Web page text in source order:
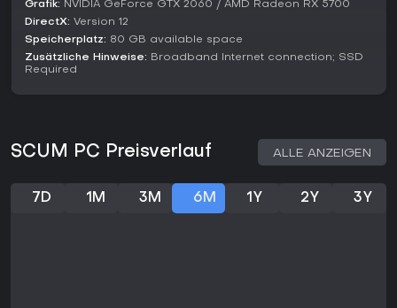
Grafik: NVIDIA GeForce GTX 2060 / AMD Radeon RX 5700
DirectX: Version 12
Speicherplatz: 80 GB available space
Zusätzliche Hinweise: Broadband Internet connection; SSD
Required
SCUM PC Preisverlauf ALLE ANZEIGEN
7D 1M 3M 6M 1Y 2Y 3Y